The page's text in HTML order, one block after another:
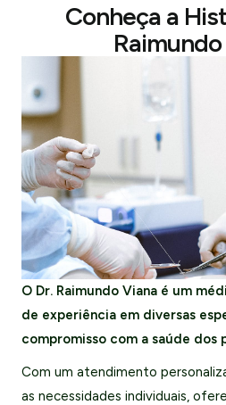
Conheça a
O Dr. Raimundo Viana é um
de experiência em diversas
compromisso com a saúde dos
Com um atendimento
as necessidades individuais,